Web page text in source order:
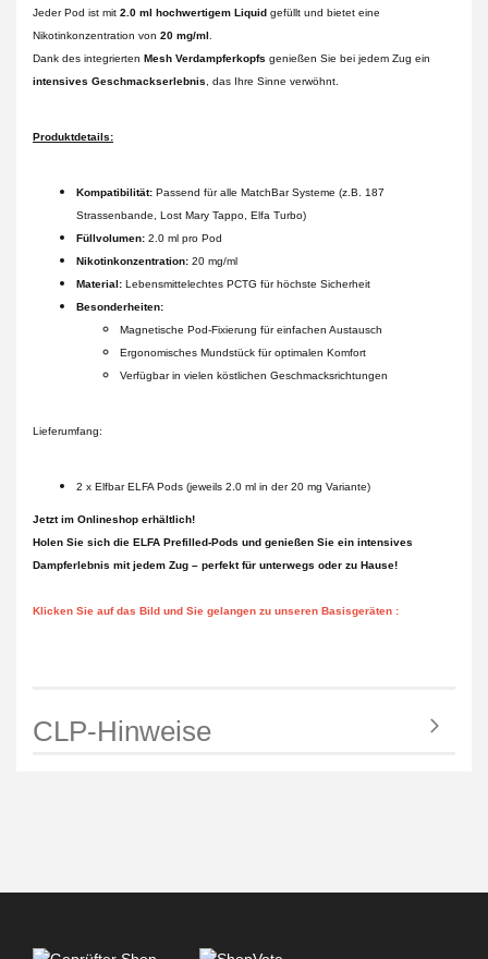
Jeder Pod ist mit 2.0 ml hochwertigem Liquid gefüllt und bietet eine
Nikotinkonzentration von 20 mg/ml
Dank des integrierten Mesh Verdampferkopfs genießen Sie bei jedem Zug ein
intensives Geschmackserlebnis , das Ihre Sinne verwöhnt.
Produktdetails:
Kompatibilität: Passend für alle MatchBar Systeme (z.B. 187
Strassenbande, Lost Mary Tappo, Elfa Turbo)
Füllvolumen: 2.0 ml pro Pod
Nikotinkonzentration: 20 mg/ml
Material: Lebensmittelechtes PCTG für höchste Sicherheit
Besonderheiten:
Magnetische Pod-Fixierung für einfachen Austausch
Ergonomisches Mundstück für optimalen Komfort
Verfügbar in vielen köstlichen Geschmacksrichtungen
Lieferumfang:
2 x Elfbar ELFA Pods (jeweils 2.0 ml in der 20 mg Variante)
Jetzt im Onlineshop erhältlich!
Holen Sie sich die ELFA Prefilled-Pods und genießen Sie ein intensives
Dampferlebnis mit jedem Zug – perfekt für unterwegs oder zu Hause!
Klicken Sie auf das Bild und Sie gelangen zu unseren Basisgeräten :
CLP-Hinweise